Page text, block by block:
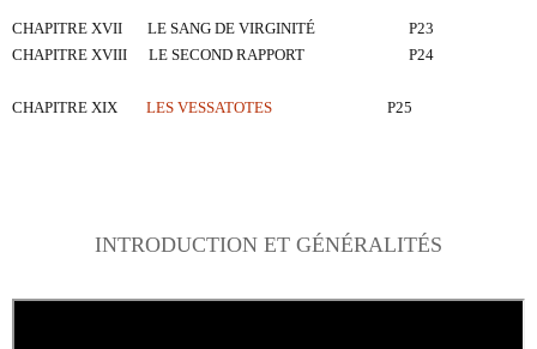
CHAPITRE XVII LE SANG DE VIRGINITÉ
P23
CHAPITRE XVIII
LE SECOND RAPPORT P24
CHAPITRE XIX LES VESSATOTES P25
INTRODUCTION ET GÉNÉRALITÉS